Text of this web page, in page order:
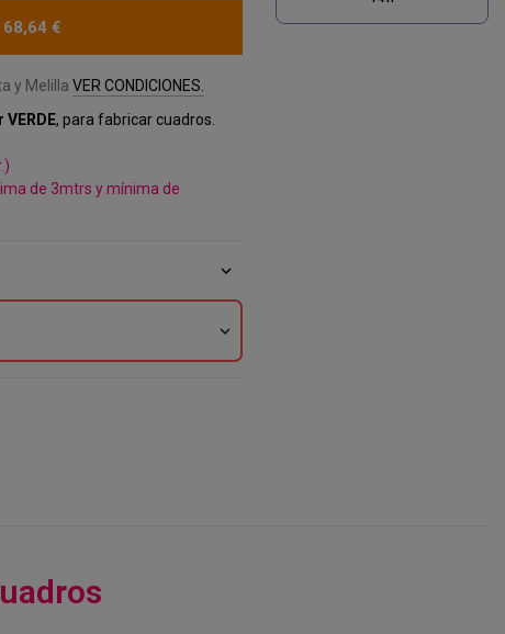
68,64 €
y Melilla VER CONDICIONES.
, para fabricar cuadros.
de 3mtrs y mínima de
expand_more
expand_more